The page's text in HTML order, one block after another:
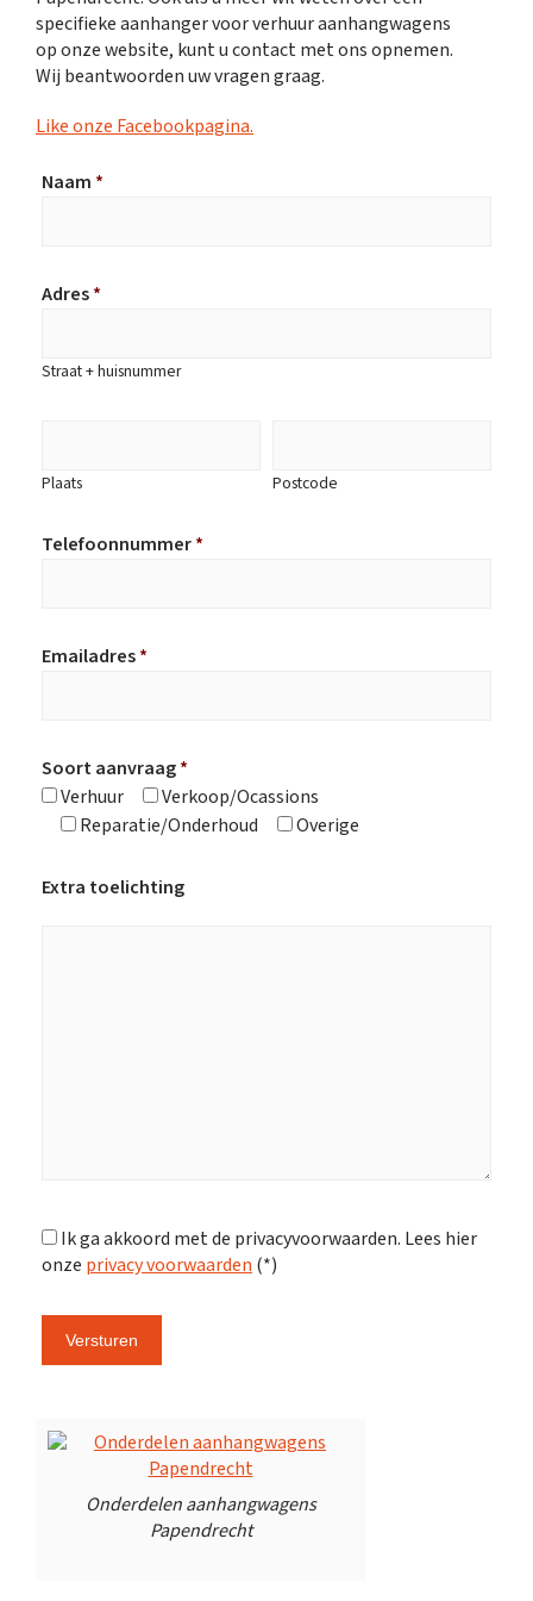
specifieke aanhanger voor verhuur aanhangwagens
op onze website, kunt u contact met ons opnemen.
Wij beantwoorden uw vragen graag.
Like onze Facebookpagina.
Naam *
Adres*
Straat + huisnummer
Plaats Postcode
Telefoonnummer*
Emailadres*
Soort aanvraag*
Verhuur
Verkoop/Ocassions
Reparatie/Onderhoud
Overige
Extra toelichting
Ik ga akkoord met de privacyvoorwaarden. Lees hier
onze privacy voorwaarden (*)
Onderdelen aanhangwagens
Papendrecht